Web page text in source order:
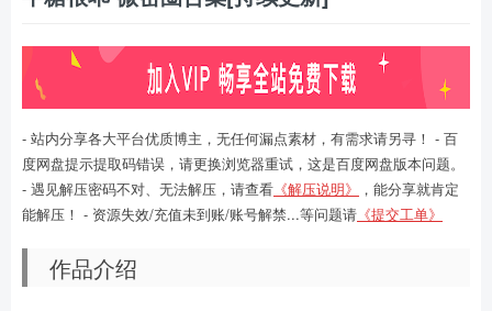
- 站内分享各大平台优质博主，无任何漏点素材，有需求请另寻！ - 百
度网盘提示提取码错误，请更换浏览器重试，这是百度网盘版本问题。
- 遇见解压密码不对、无法解压，请查看 《解压说明》
，能分享就肯定
能解压！ - 资源失效/充值未到账/账号解禁...等问题请 《提交工单》
作品介绍